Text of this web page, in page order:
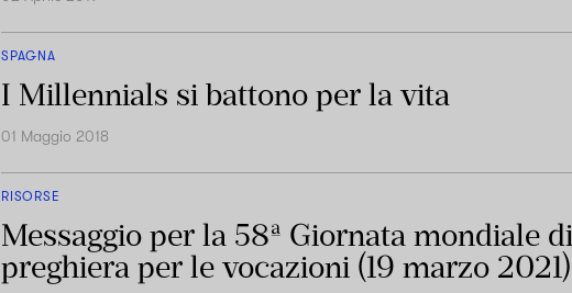
SPAGNA
I Millennials si battono per la vita
01 Maggio 2018
RISORSE
Messaggio per la 58ª Giornata mondiale di
preghiera per le vocazioni (19 marzo 2021)